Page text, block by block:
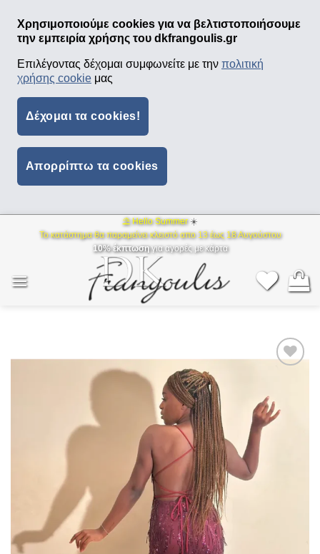
Χρησιμοποιούμε cookies για να βελτιστοποιήσουμε
την εμπειρία χρήσης του dkfrangoulis.gr
Επιλέγοντας δέχομαι συμφωνείτε με την πολιτική
χρήσης cookie μας
Δέχομαι τα cookies!
Απορρίπτω τα cookies
⛱ Hello Summer ☀️
Το κατάστημα θα παραμείνει κλειστό απο 13 έως 18 Αυγούστου
10% έκπτωσηγια αγορές με κάρτα